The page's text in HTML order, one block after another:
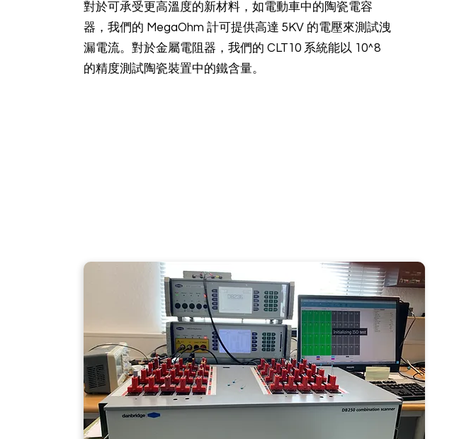
對於可承受更高溫度的新材料，如電動車中的陶瓷電容
器，我們的 MegaOhm 計可提供高達 5KV 的電壓來測試洩
漏電流。對於金屬電阻器，我們的 CLT10 系統能以 10^8
的精度測試陶瓷裝置中的鐵含量。